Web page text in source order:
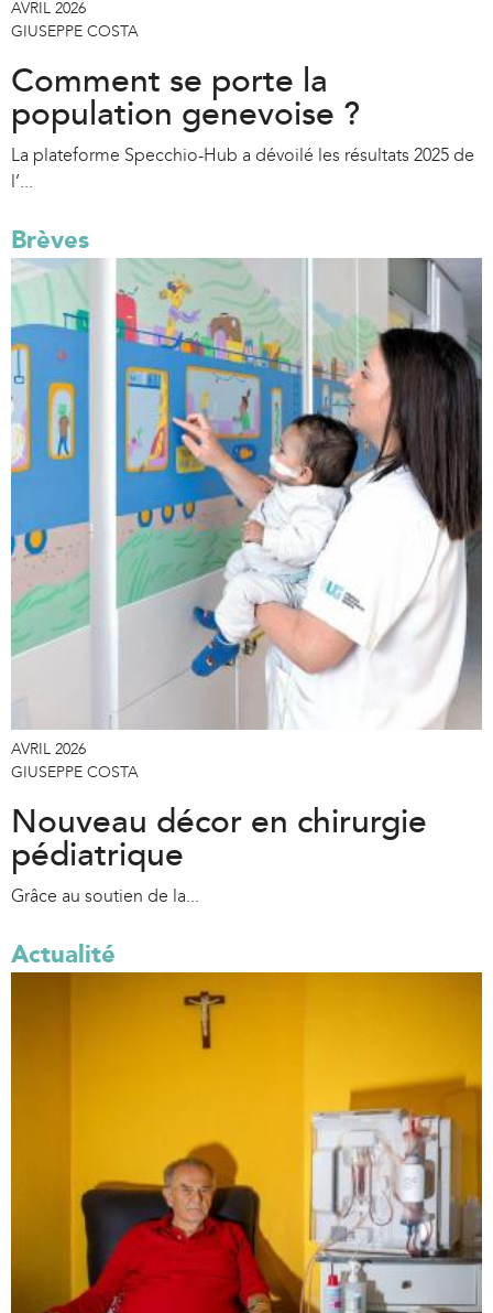
AVRIL 2026
GIUSEPPE COSTA
Comment se porte la
population genevoise ?
La plateforme Specchio-Hub a dévoilé les résultats 2025 de
l’...
Brèves
AVRIL 2026
GIUSEPPE COSTA
Nouveau décor en chirurgie
pédiatrique
Grâce au soutien de la...
Actualité